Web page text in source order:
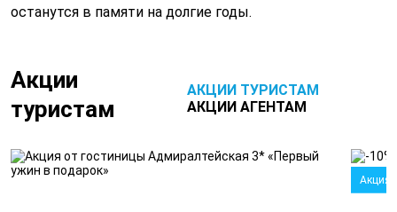
останутся в памяти на долгие годы.
Акции
туристам
АКЦИИ ТУРИСТАМ
АКЦИИ АГЕНТАМ
Акция